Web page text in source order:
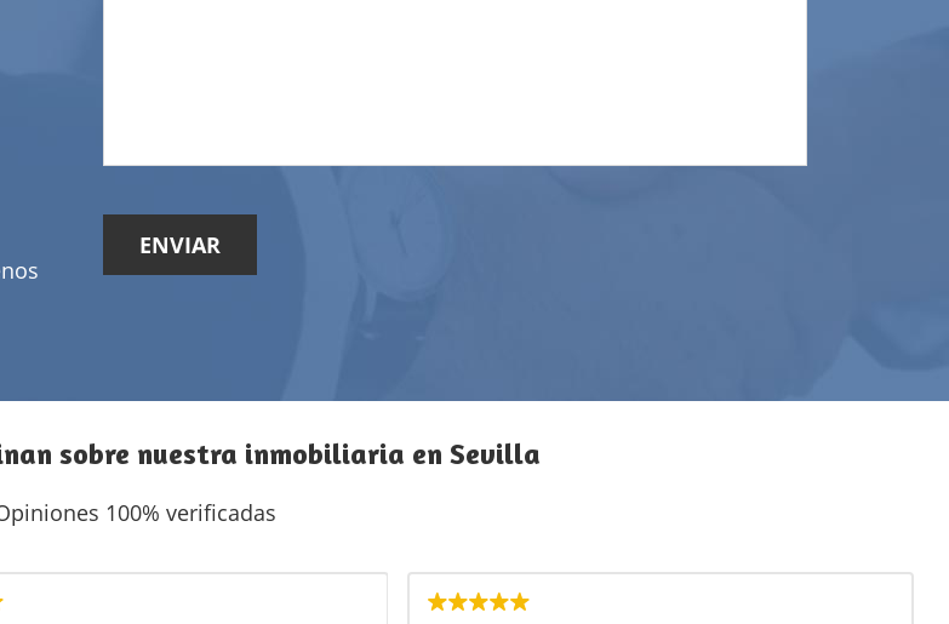
sobre nuestra inmobiliaria en Sevilla
100% verificadas